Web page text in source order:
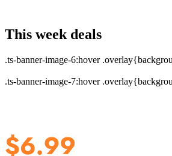
This week deals
.ts-banner-image-6:hover
.ts-banner-image-7:hover